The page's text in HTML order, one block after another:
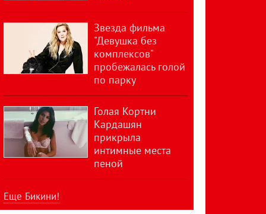
Звезда фильма
"Девушка без
комплексов"
пробежалась голой
по парку
Голая Кортни
Кардашян
прикрыла
интимные места
пеной
Еще Бикини!